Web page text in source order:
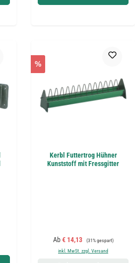
%
Kerbl Futtertrog Hühner
Kunststoff mit Fressgitter
Verkaufspreis:
Ab€ 14,13 Regulärer Preis:
(31% gespart)
inkl. MwSt. zzgl. Versand